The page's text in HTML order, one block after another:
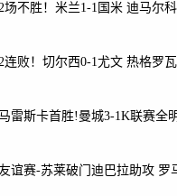
场不胜！米兰1-1国米 迪马尔
连败！切尔西0-1尤文 热格罗
雷斯卡首胜!曼城3-1K联赛全
谊赛-苏莱破门迪巴拉助攻 罗